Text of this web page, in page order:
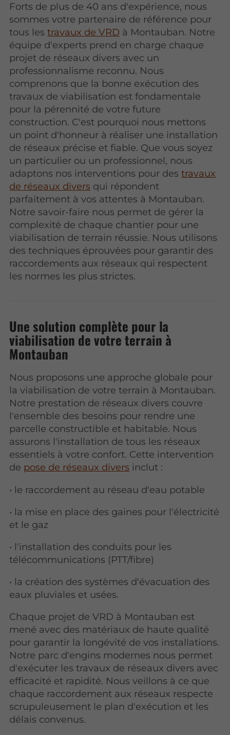
Forts de plus de 40 ans d'expérience, nous
sommes votre partenaire de référence pour
tous lestravaux de VRD à Montauban. Notre
équipe d'experts prend en charge chaque
projet de réseaux divers avec un
professionnalisme reconnu. Nous
comprenons que la bonne exécution des
travaux de viabilisation est fondamentale
pour la pérennité de votre future
construction. C'est pourquoi nous mettons
un point d'honneur à réaliser une installation
de réseaux précise et fiable. Que vous soyez
un particulier ou un professionnel, nous
adaptons nos interventions pour destravaux
de réseaux divers qui répondent
parfaitement à vos attentes à Montauban.
Notre savoir-faire nous permet de gérer la
complexité de chaque chantier pour une
viabilisation de terrain réussie. Nous utilisons
des techniques éprouvées pour garantir des
raccordements aux réseaux qui respectent
les normes les plus strictes.
Une solution complète pour la
viabilisation de votre terrain à
Montauban
Nous proposons une approche globale pour
la viabilisation de votre terrain à Montauban.
Notre prestation de réseaux divers couvre
l'ensemble des besoins pour rendre une
parcelle constructible et habitable. Nous
assurons l'installation de tous les réseaux
essentiels à votre confort. Cette intervention
de pose de réseaux divers inclut :
• le raccordement au réseau d'eau potable
• la mise en place des gaines pour l'électricité
et le gaz
• l'installation des conduits pour les
télécommunications (PTT/fibre)
• la création des systèmes d'évacuation des
eaux pluviales et usées.
Chaque projet de VRD à Montauban est
mené avec des matériaux de haute qualité
pour garantir la longévité de vos installations.
Notre parc d'engins modernes nous permet
d'exécuter les travaux de réseaux divers avec
efficacité et rapidité. Nous veillons à ce que
chaque raccordement aux réseaux respecte
scrupuleusement le plan d'exécution et les
délais convenus.